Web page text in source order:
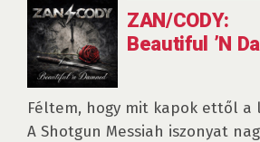
ZAN/CODY:
Beautiful ’N
Féltem, hogy mit kapok ettől a
A Shotgun Messiah iszonyat